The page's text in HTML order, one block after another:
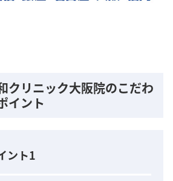
クリニック大阪院のこだわ
イント
ント1